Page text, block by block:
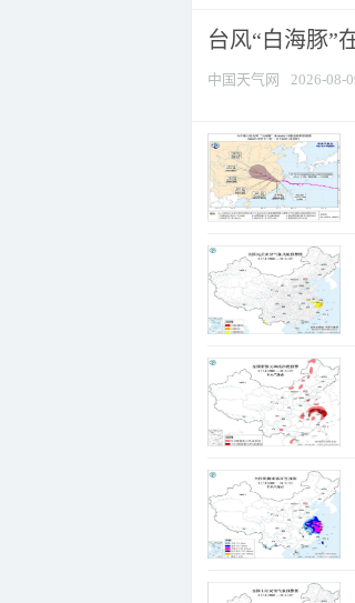
台风“白海豚”
中国天气网 2026-08-